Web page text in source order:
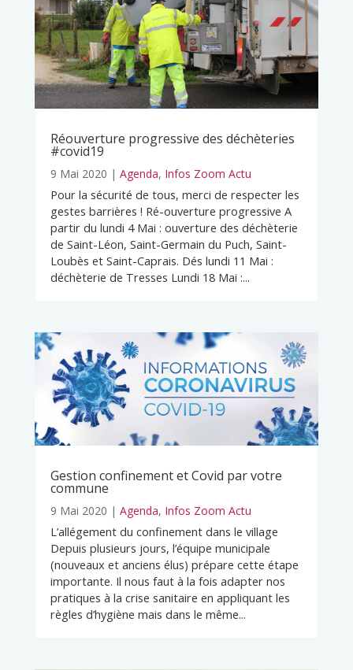
Réouverture progressive des déchèteries
#covid19
9 Mai 2020 | Agenda, Infos Zoom Actu
Pour la sécurité de tous, merci de respecter les
gestes barrières ! Ré-ouverture progressive A
partir du lundi 4 Mai : ouverture des déchèterie
de Saint-Léon, Saint-Germain du Puch, Saint-
Loubès et Saint-Caprais. Dés lundi 11 Mai :
déchèterie de Tresses Lundi 18 Mai :...
Gestion confinement et Covid par votre
commune
9 Mai 2020 | Agenda, Infos Zoom Actu
L’allégement du confinement dans le village
Depuis plusieurs jours, l’équipe municipale
(nouveaux et anciens élus) prépare cette étape
importante. Il nous faut à la fois adapter nos
pratiques à la crise sanitaire en appliquant les
règles d’hygiène mais dans le même...